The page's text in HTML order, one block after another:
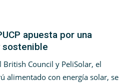
apuesta por una
sostenible
British Council y PeliSolar, el
alimentado con energía solar, se